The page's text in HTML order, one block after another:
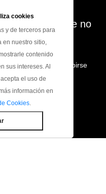
cookies
y de terceros para
en nuestro sitio,
contenido
sus intereses. Al
el uso de
información en
Cookies.
para que no
Suscribirse